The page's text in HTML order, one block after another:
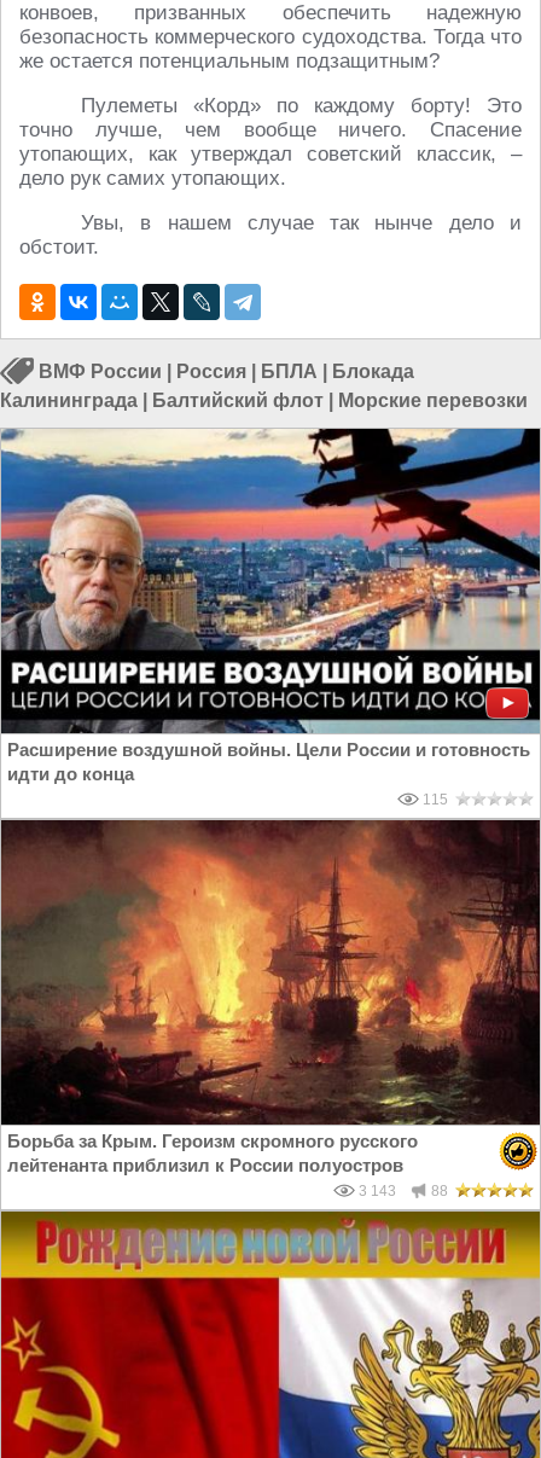
конвоев, призванных обеспечить надежную
безопасность коммерческого судоходства. Тогда что
же остается потенциальным подзащитным?
Пулеметы «Корд» по каждому борту! Это
точно лучше, чем вообще ничего. Спасение
утопающих, как утверждал советский классик, –
дело рук самих утопающих.
Увы, в нашем случае так нынче дело и
обстоит.
ВМФ России Россия БПЛА
Блокада
Калининграда
Балтийский флот Морские перевозки
Расширение воздушной войны. Цели России и готовность
идти до конца
115
Борьба за Крым. Героизм скромного русского
лейтенанта приблизил к России полуостров
3 143 88